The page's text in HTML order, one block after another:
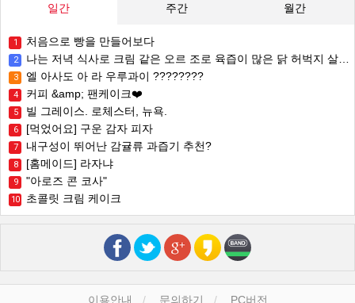
일간 주간 월간
1 처음으로 빵을 만들어보다
2 나는 저녁 식사로 크림 같은 오르 조로 육즙이 많은 닭 허벅지 살을 만들었습니다 . 우리 가족은 그것을 좋아했습니다 ???? [홈메이드]
3 엘 아사도 아 라 우루과이 ????????
4 커피 &amp; 팬케이크❤️
5 빌 그레이스. 로체스터, 뉴욕.
6 [먹었어요] 구운 감자 피자
7 내구성이 뛰어난 감귤류 과즙기 추천?
8 [홈메이드] 라자냐
9 "아로즈 콘 코사"
10 초콜릿 크림 케이크
이용안내 문의하기 PC버전